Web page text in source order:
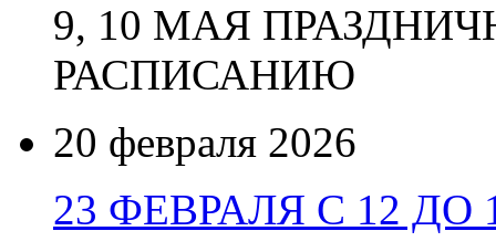
9, 10 МАЯ
РАСПИСАНИЮ
20 февраля 2026
23 ФЕВРАЛЯ С 12 ДО